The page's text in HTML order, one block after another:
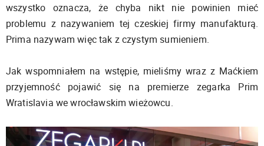
wszystko oznacza, że chyba nikt nie powinien mieć
problemu z nazywaniem tej czeskiej firmy manufakturą.
Prima nazywam więc tak z czystym sumieniem.
Jak wspomniałem na wstępie, mieliśmy wraz z Maćkiem
przyjemność pojawić się na premierze zegarka Prim
Wratislavia we wrocławskim wieżowcu.